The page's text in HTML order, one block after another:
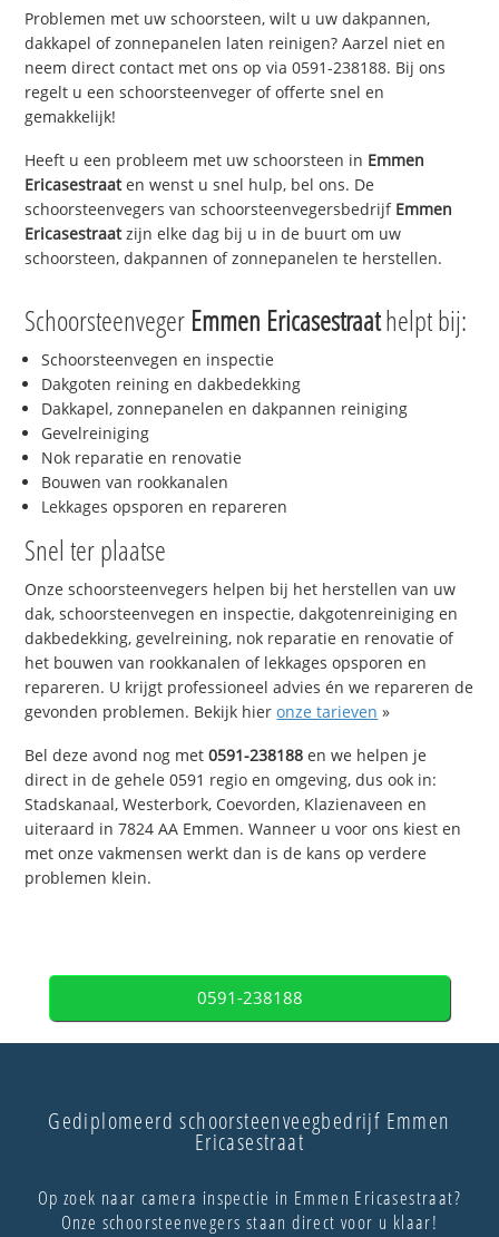
Problemen met uw schoorsteen, wilt u uw dakpannen,
dakkapel of zonnepanelen laten reinigen? Aarzel niet en
neem direct contact met ons op via 0591-238188. Bij ons
regelt u een schoorsteenveger of offerte snel en
gemakkelijk!
Heeft u een probleem met uw schoorsteen in Emmen
Ericasestraaten wenst u snel hulp, bel ons. De
schoorsteenvegers van schoorsteenvegersbedrijf Emmen
Ericasestraatzijn elke dag bij u in de buurt om uw
schoorsteen, dakpannen of zonnepanelen te herstellen.
Schoorsteenveger Emmen Ericasestraathelpt bij:
Schoorsteenvegen en inspectie
Dakgoten reining en dakbedekking
Dakkapel, zonnepanelen en dakpannen reiniging
Gevelreiniging
Nok reparatie en renovatie
Bouwen van rookkanalen
Lekkages opsporen en repareren
Snel ter plaatse
Onze schoorsteenvegers helpen bij het herstellen van uw
dak, schoorsteenvegen en inspectie, dakgotenreiniging en
dakbedekking, gevelreining, nok reparatie en renovatie of
het bouwen van rookkanalen of lekkages opsporen en
repareren. U krijgt professioneel advies én we repareren de
gevonden problemen. Bekijk hieronze tarieven »
Bel deze avond nog met0591-238188 en we helpen je
direct in de gehele 0591 regio en omgeving, dus ook in:
Stadskanaal, Westerbork, Coevorden, Klazienaveen en
uiteraard in 7824 AA Emmen. Wanneer u voor ons kiest en
met onze vakmensen werkt dan is de kans op verdere
problemen klein.
0591-238188
Gediplomeerd schoorsteenveegbedrijf Emmen
Ericasestraat
Op zoek naar camera inspectie in Emmen Ericasestraat?
Onze schoorsteenvegers staan direct voor u klaar!